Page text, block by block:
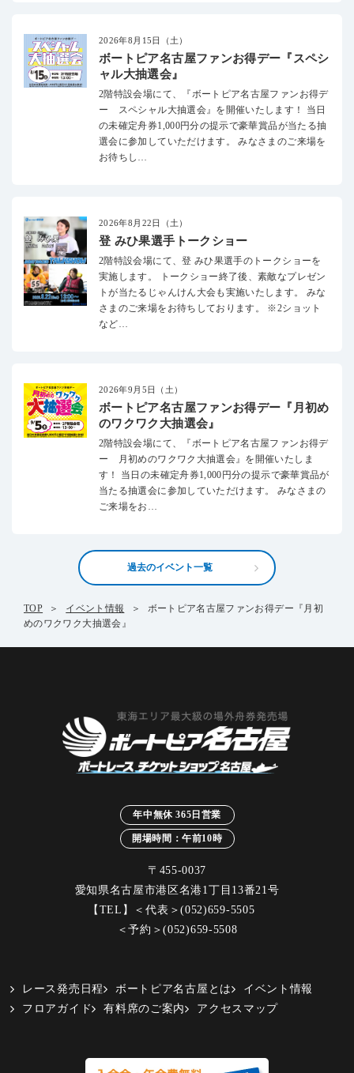
2026年8月15日（土）
ボートピア名古屋ファンお得デー『スペシ
ャル大抽選会』
2階特設会場にて、『ボートピア名古屋ファンお得デ
ー スペシャル大抽選会』を開催いたします！ 当日
の未確定舟券1,000円分の提示で豪華賞品が当たる抽
選会に参加していただけます。 みなさまのご来場を
お待ちし…
2026年8月22日（土）
登 みひ果選手トークショー
2階特設会場にて、登 みひ果選手のトークショーを
実施します。 トークショー終了後、素敵なプレゼン
トが当たるじゃんけん大会も実施いたします。 みな
さまのご来場をお待ちしております。 ※2ショット
など…
2026年9月5日（土）
ボートピア名古屋ファンお得デー『月初め
のワクワク大抽選会』
2階特設会場にて、『ボートピア名古屋ファンお得デ
ー 月初めのワクワク大抽選会』を開催いたしま
す！ 当日の未確定舟券1,000円分の提示で豪華賞品が
当たる抽選会に参加していただけます。 みなさまの
ご来場をお…
過去のイベント一覧
TOP イベント情報
ボートピア名古屋ファンお得デー『月初
めのワクワク大抽選会』
年中無休 365日営業
開場時間：午前10時
〒455-0037
愛知県名古屋市港区名港1丁目13番21号
【TEL】＜代表＞(052)659-5505
＜予約＞(052)659-5508
レース発売日程 ボートピア名古屋とは
イベント情報
フロアガイド
有料席のご案内 アクセスマップ